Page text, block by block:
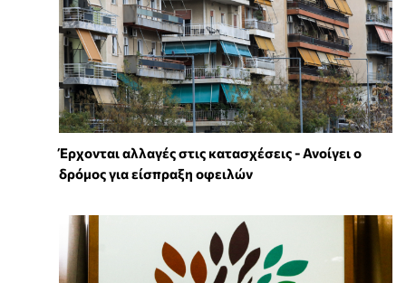
Έρχονται αλλαγές στις κατασχέσεις - Ανοίγει ο
δρόμος για είσπραξη οφειλών